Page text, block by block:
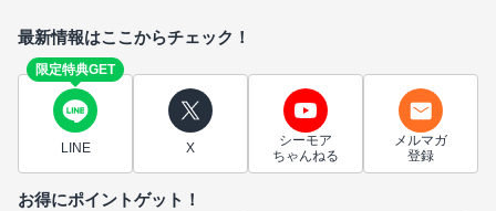
最新情報はここからチェック！
限定特典GET
LINE X
シーモア
ちゃんねる
メルマガ
登録
お得にポイントゲット！